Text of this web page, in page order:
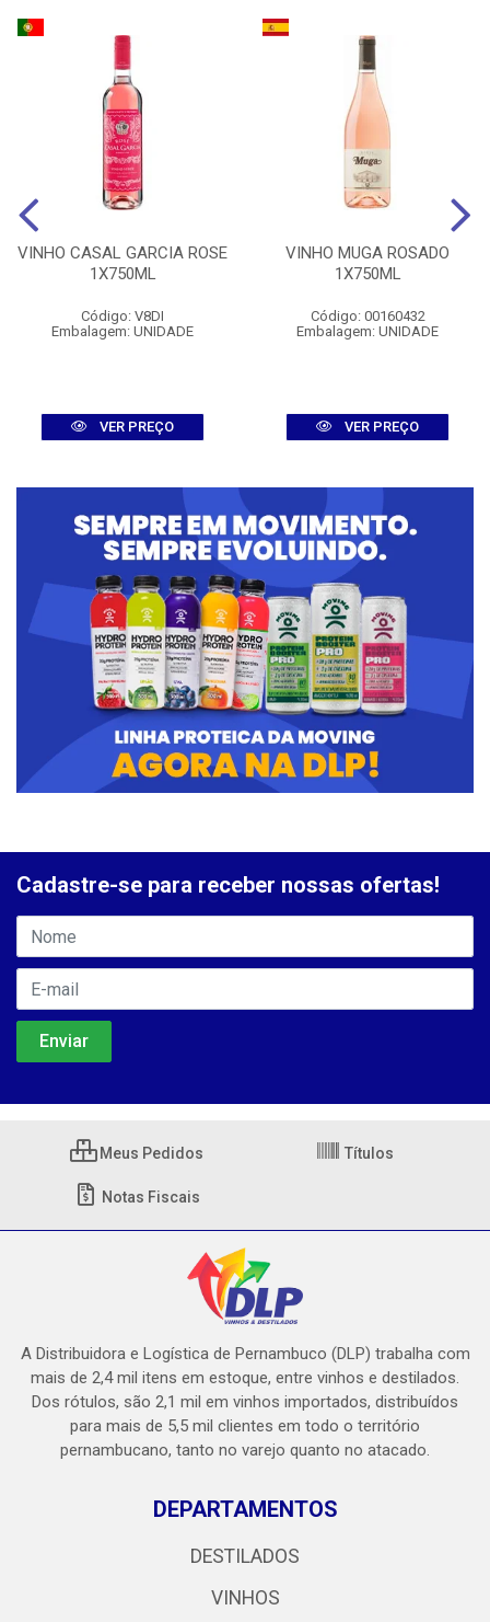
VINHO CASAL GARCIA ROSE
1X750ML
Código: V8DI
Embalagem: UNIDADE
VER PREÇO
VINHO MUGA ROSADO
1X750ML
Código: 00160432
Embalagem: UNIDADE
VER PREÇO
Cadastre-se para receber nossas ofertas!
Meus Pedidos Títulos
Notas Fiscais
A Distribuidora e Logística de Pernambuco (DLP) trabalha com
mais de 2,4 mil itens em estoque, entre vinhos e destilados.
Dos rótulos, são 2,1 mil em vinhos importados, distribuídos
para mais de 5,5 mil clientes em todo o território
pernambucano, tanto no varejo quanto no atacado.
DEPARTAMENTOS
DESTILADOS
VINHOS